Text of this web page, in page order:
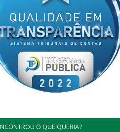
O QUE QUERIA?